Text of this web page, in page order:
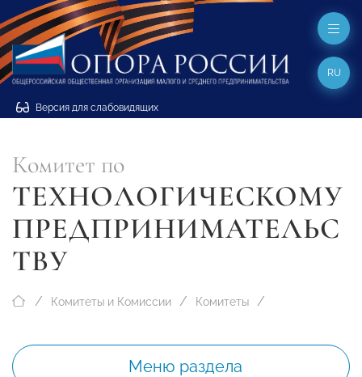
Версия для слабовидящих
RU
Комитет по
ТЕХНОЛОГИЧЕСКОМУ
ПРЕДПРИНИМАТЕЛЬС
ТВУ
Комитеты и Комиссии Комитеты
Меню раздела